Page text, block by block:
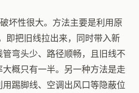
坏性很大。方法主要是利用原
即把旧线拉出来，同时带入新
弯头少、路径顺畅，且旧线不
概只有一半。另一种方法是走
踢脚线、空调出风口等隐蔽位